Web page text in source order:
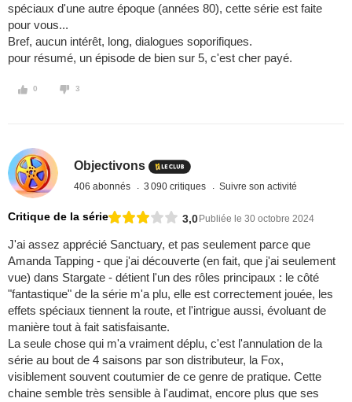
spéciaux d'une autre époque (années 80), cette série est faite
pour vous...
Bref, aucun intérêt, long, dialogues soporifiques.
pour résumé, un épisode de bien sur 5, c'est cher payé.
0 3
Objectivons
406 abonnés 3 090 critiques Suivre son activité
Critique de la série 3,0Publiée le 30 octobre 2024
J'ai assez apprécié Sanctuary, et pas seulement parce que
Amanda Tapping - que j'ai découverte (en fait, que j'ai seulement
vue) dans Stargate - détient l'un des rôles principaux : le côté
"fantastique" de la série m'a plu, elle est correctement jouée, les
effets spéciaux tiennent la route, et l'intrigue aussi, évoluant de
manière tout à fait satisfaisante.
La seule chose qui m'a vraiment déplu, c'est l'annulation de la
série au bout de 4 saisons par son distributeur, la Fox,
visiblement souvent coutumier de ce genre de pratique. Cette
chaine semble très sensible à l'audimat, encore plus que ses